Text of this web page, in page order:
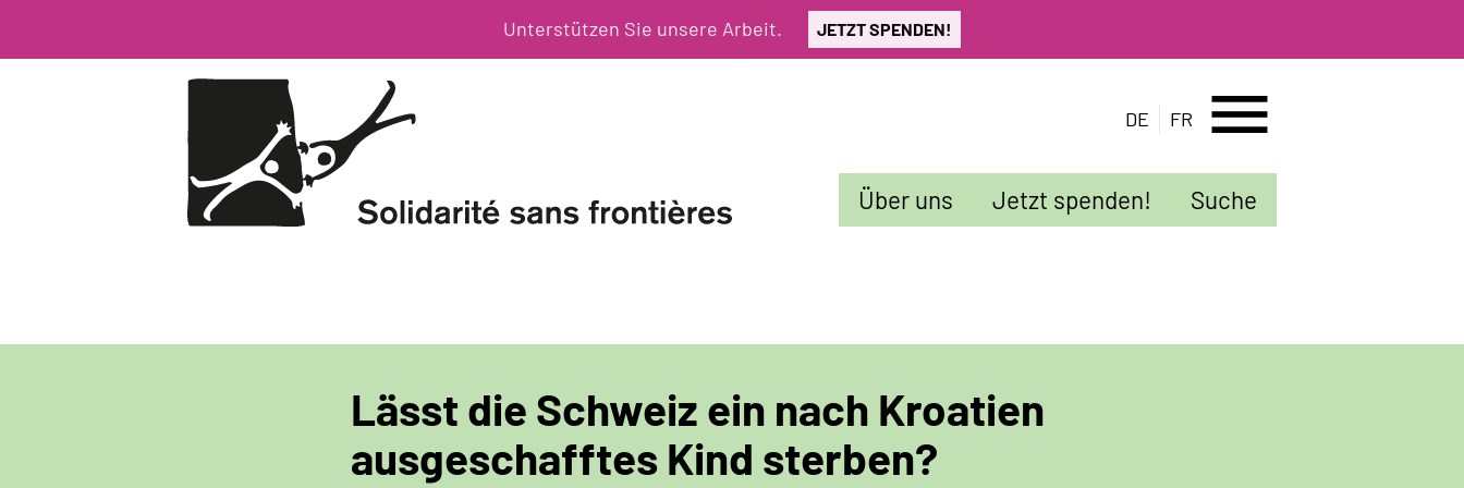
Unterstützen Sie unsere Arbeit. JETZT SPENDEN!
DE FR menu
Sekundarmenü
Über uns Jetzt spenden! Suche
Lässt die Schweiz ein nach Kroatien
ausgeschafftes Kind sterben?